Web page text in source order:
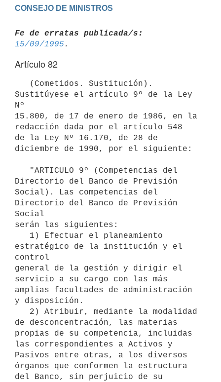
Fe de erratas publicada/s:
15/09/1995
Artículo 82
Sustitúyese el artículo 9º de la Ley
Nº
15.800, de 17 de enero de 1986, en la
redacción dada por el artículo 548
de la Ley Nº 16.170, de 28 de
diciembre de 1990, por el siguiente:
Directorio del Banco de Previsión
Social). Las competencias del
Directorio del Banco de Previsión
Social
serán las siguientes:
estratégico de la institución y el
control
general de la gestión y dirigir el
servicio a su cargo con las más
amplias facultades de administración
y disposición.
de desconcentración, las materias
propias de su competencia, incluidas
las correspondientes a Activos y
Pasivos entre otras, a los diversos
órganos que conformen la estructura
del Banco, sin perjuicio de su